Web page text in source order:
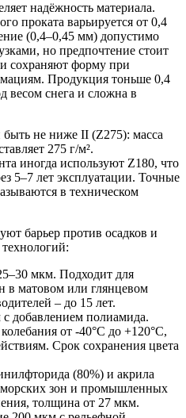
надёжность материала.
проката варьируется от 0,4
(0,4–0,45 мм) допустимо
но предпочтение стоит
сохраняют форму при
Продукция тоньше 0,4
весом снега и сложна в
не ниже II (Z275): масса
275 г/м².
иногда используют Z180, что
5–7 лет эксплуатации. Точные
в техническом
барьер против осадков и
мкм. Подходит для
в матовом или глянцевом
– до 15 лет.
добавлением полиамида.
от -40°C до +120°C,
Срок сохранения цвета
(80%) и акрила
зон и промышленных
толщина от 27 мкм.